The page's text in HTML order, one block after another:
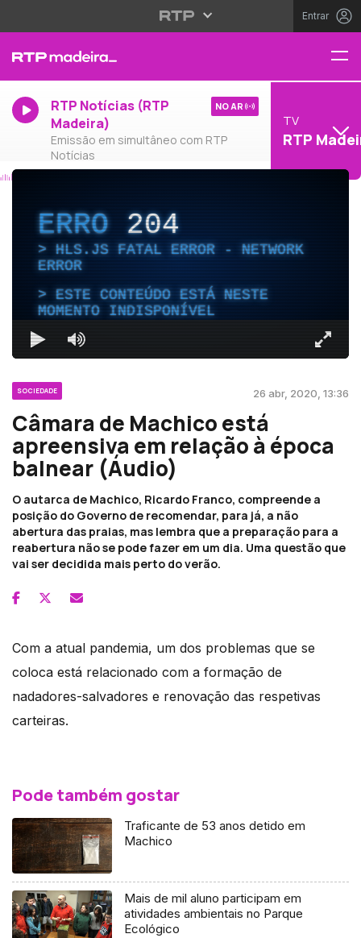
Entrar
RTP Notícias (RTP
Madeira)
Emissão em simultâneo com RTP
Notícias
NO AR
TV
RTP
ERRO204
HLS.JS FATAL ERROR - NETWORK
ERROR
ESTE CONTEÚDO ESTÁ NESTE
MOMENTO INDISPONÍVEL
SOCIEDADE 26 abr, 2020, 13:36
Câmara de Machico está
apreensiva em relação à época
balnear (Áudio)
O autarca de Machico, Ricardo Franco, compreende a
posição do Governo de recomendar, para já, a não
abertura das praias, mas lembra que a preparação para a
reabertura não se pode fazer em um dia. Uma questão que
vai ser decidida mais perto do verão.
Com a atual pandemia, um dos problemas que se
coloca está relacionado com a formação de
nadadores-salvadores e renovação das respetivas
carteiras.
Pode também gostar
Traficante de 53 anos detido em
Machico
Mais de mil aluno participam em
atividades ambientais no Parque
Ecológico